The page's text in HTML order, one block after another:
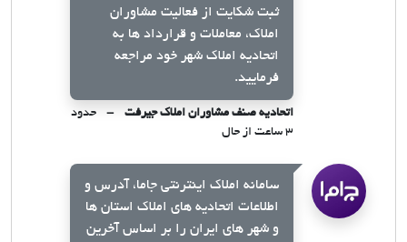
ثبت شکایت از فعالیت مشاوران
املاک، معاملات و قرارداد ها به
اتحادیه املاک شهر خود مراجعه
فرمایید.
اتحادیه صنف مشاوران املاک جیرفت
حدود
۳ ساعت از حال
سامانه املاک اینترنتی جاما، آدرس و
اطلاعات اتحادیه های املاک استان ها
و شهر های ایران را بر اساس آخرین